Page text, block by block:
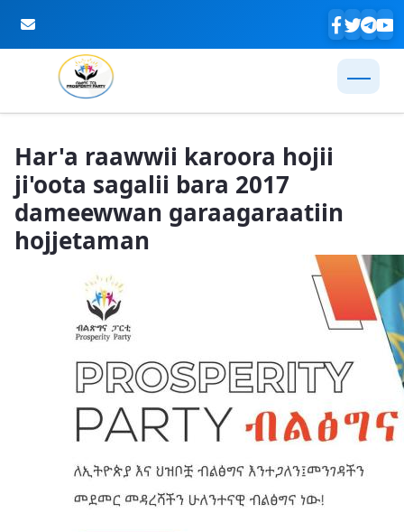
Har'a raawwii karoora hojii
ji'oota sagalii bara 2017
dameewwan garaagaraatiin
hojjetaman